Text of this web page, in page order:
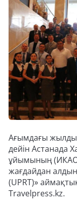
Ағымдағы
дейін Астанада
ұйымының (ИКАО)
жағдайдан
(UPRT)»
Travelpress.kz.